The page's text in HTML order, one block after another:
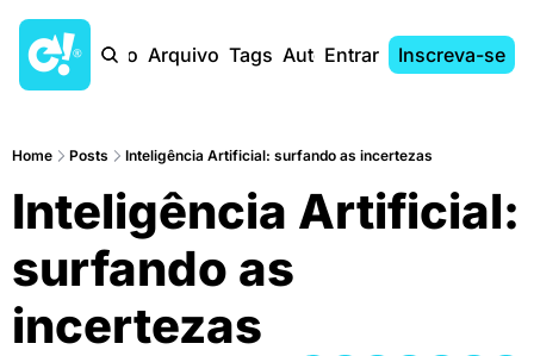
Início Arquivo Tags AutoresEntrar Inscreva-se
Home Posts Inteligência Artificial: surfando as incertezas
Inteligência Artificial:
surfando as
incertezas